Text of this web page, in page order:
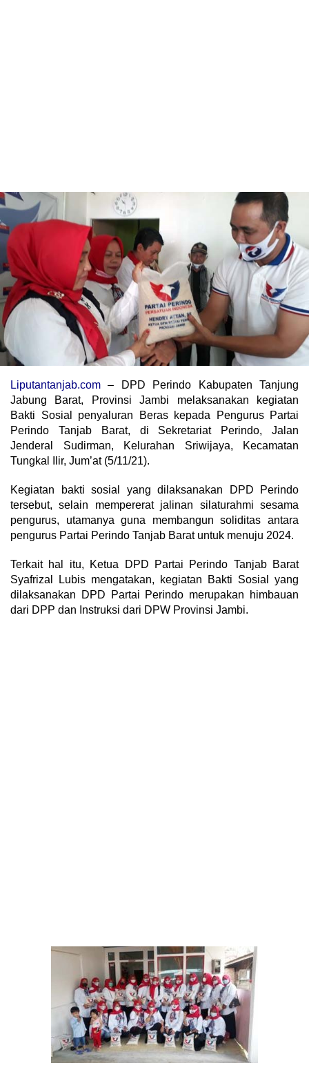
Liputantanjab.com – DPD Perindo Kabupaten Tanjung
Jabung Barat, Provinsi Jambi melaksanakan kegiatan
Bakti Sosial penyaluran Beras kepada Pengurus Partai
Perindo Tanjab Barat, di Sekretariat Perindo, Jalan
Jenderal Sudirman, Kelurahan Sriwijaya, Kecamatan
Tungkal Ilir, Jum’at (5/11/21).
Kegiatan bakti sosial yang dilaksanakan DPD Perindo
tersebut, selain mempererat jalinan silaturahmi sesama
pengurus, utamanya guna membangun soliditas antara
pengurus Partai Perindo Tanjab Barat untuk menuju 2024.
Terkait hal itu, Ketua DPD Partai Perindo Tanjab Barat
Syafrizal Lubis mengatakan, kegiatan Bakti Sosial yang
dilaksanakan DPD Partai Perindo merupakan himbauan
dari DPP dan Instruksi dari DPW Provinsi Jambi.